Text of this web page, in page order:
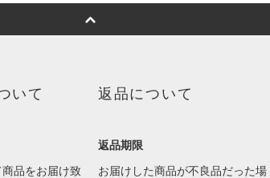
いて
品をお届け致
返品について
返品期限
お届けした商品が不良品だった場